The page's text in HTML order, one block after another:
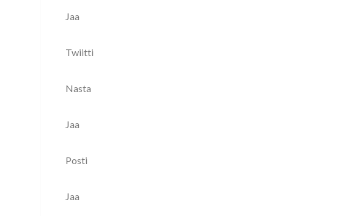
Jaa
Twiitti
Nasta
Jaa
Posti
Jaa